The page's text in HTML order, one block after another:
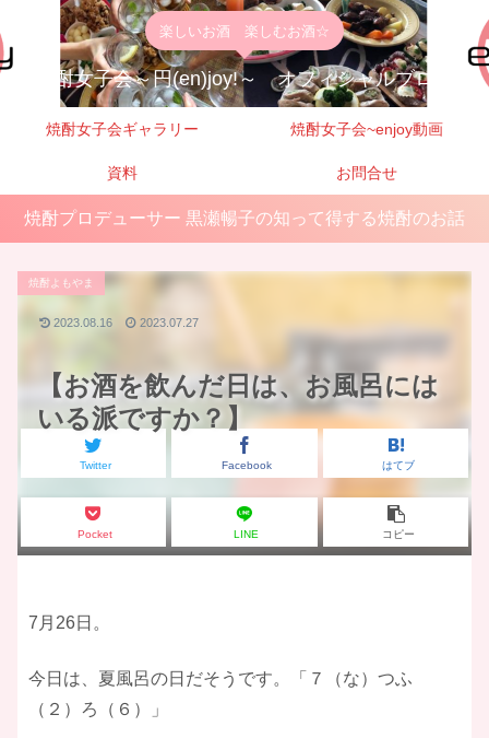
楽しいお酒 楽しむお酒☆
焼酎女子会～円(en)joy!～ オフィシャルブログ
焼酎女子会ギャラリー 焼酎女子会~enjoy動画
資料 お問合せ
焼酎プロデューサー 黒瀬暢子の知って得する焼酎のお話
【お酒を飲んだ日は、お風呂には
いる派ですか？】
焼酎よもやま
Outdoor bath image
Twitter Facebook はてブ
Pocket LINE コピー
2023.08.16 2023.07.27
7月26日。
今日は、夏風呂の日だそうです。「７（な）つふ
（２）ろ（６）」